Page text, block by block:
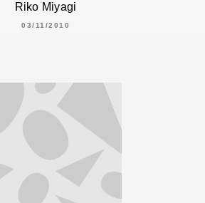
Riko Miyagi
03/11/2010